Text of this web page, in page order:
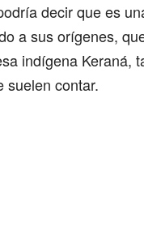
decir que es
a sus orígenes,
indígena Keraná,
suelen contar.